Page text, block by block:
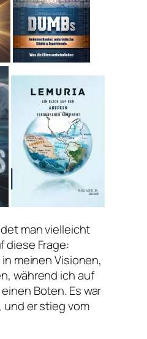
man vielleicht
diese Frage:
meinen Visionen,
während ich auf
Boten. Es war
und er stieg vom